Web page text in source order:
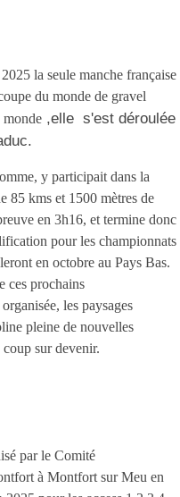
la seule manche française
du monde de gravel
,elle s'est déroulée
y participait dans la
85 kms et 1500 mètres de
en 3h16, et termine donc
pour les championnats
en octobre au Pays Bas.
ces prochains
les paysages
pleine de nouvelles
coup sur devenir.
par le Comité
à Montfort sur Meu en